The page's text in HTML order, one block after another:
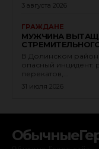
3 августа 2026
ГРАЖДАНЕ
МУЖЧИНА
В Долинском
опасный инцидент:
перекатов,...
31 июля 2026